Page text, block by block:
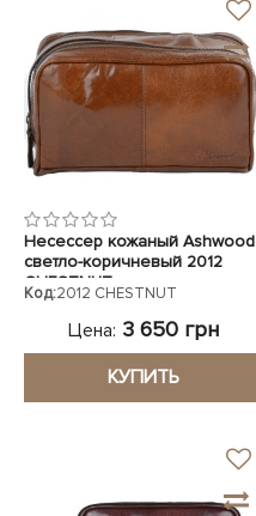
Несессер кожаный Ashwood
светло-коричневый 2012
CHESTNUT
Код:2012 CHESTNUT
Цена: 3 650 грн
КУПИТЬ